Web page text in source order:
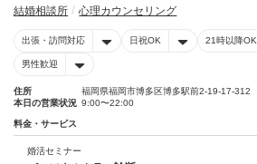
結婚相談所 心理カウンセリング
出張・訪問対応 日祝OK 21時以降OK
男性歓迎
住所
福岡県福岡市博多区博多駅前2-19-17-312
本日の営業状況 9:00〜22:00
料金・サービス
婚活セミナー